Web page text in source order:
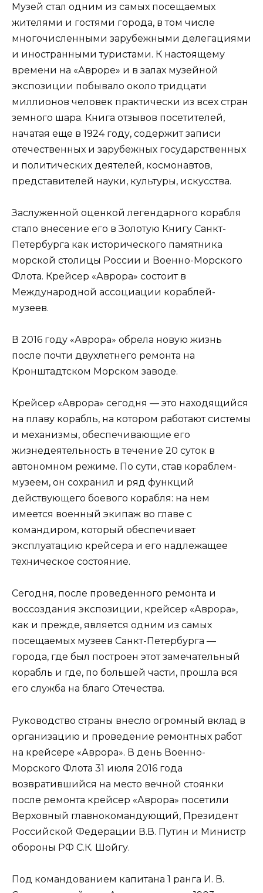
Музей стал одним из самых посещаемых
жителями и гостями города, в том числе
многочисленными зарубежными делегациями
и иностранными туристами. К настоящему
времени на «Авроре» и в залах музейной
экспозиции побывало около тридцати
миллионов человек практически из всех стран
земного шара. Книга отзывов посетителей,
начатая еще в 1924 году, содержит записи
отечественных и зарубежных государственных
и политических деятелей, космонавтов,
представителей науки, культуры, искусства.
Заслуженной оценкой легендарного корабля
стало внесение его в Золотую Книгу Санкт-
Петербурга как исторического памятника
морской столицы России и Военно-Морского
Флота. Крейсер «Аврора» состоит в
Международной ассоциации кораблей-
музеев.
В 2016 году «Аврора» обрела новую жизнь
после почти двухлетнего ремонта на
Кронштадтском Морском заводе.
Крейсер «Аврора» сегодня — это находящийся
на плаву корабль, на котором работают системы
и механизмы, обеспечивающие его
жизнедеятельность в течение 20 суток в
автономном режиме. По сути, став кораблем-
музеем, он сохранил и ряд функций
действующего боевого корабля: на нем
имеется военный экипаж во главе с
командиром, который обеспечивает
эксплуатацию крейсера и его надлежащее
техническое состояние.
Сегодня, после проведенного ремонта и
воссоздания экспозиции, крейсер «Аврора»,
как и прежде, является одним из самых
посещаемых музеев Санкт-Петербурга —
города, где был построен этот замечательный
корабль и где, по большей части, прошла вся
его служба на благо Отечества.
Руководство страны внесло огромный вклад в
организацию и проведение ремонтных работ
на крейсере «Аврора». В день Военно-
Морского Флота 31 июля 2016 года
возвратившийся на место вечной стоянки
после ремонта крейсер «Аврора» посетили
Верховный главнокомандующий, Президент
Российской Федерации В.В. Путин и Министр
обороны РФ С.К. Шойгу.
Под командованием капитана 1 ранга И. В.